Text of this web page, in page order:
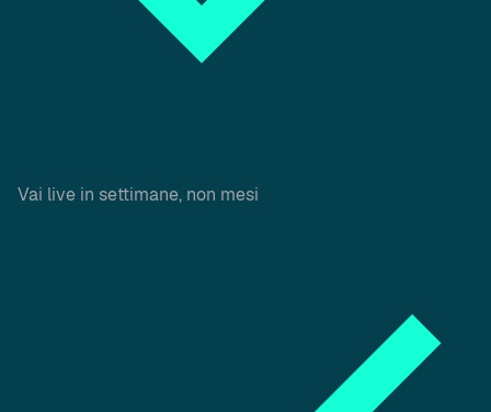
Vai live in settimane, non mesi